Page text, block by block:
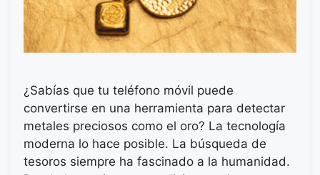
¿Sabías que tu teléfono móvil puede
convertirse en una herramienta para detectar
metales preciosos como el oro? La tecnología
moderna lo hace posible. La búsqueda de
tesoros siempre ha fascinado a la humanidad.